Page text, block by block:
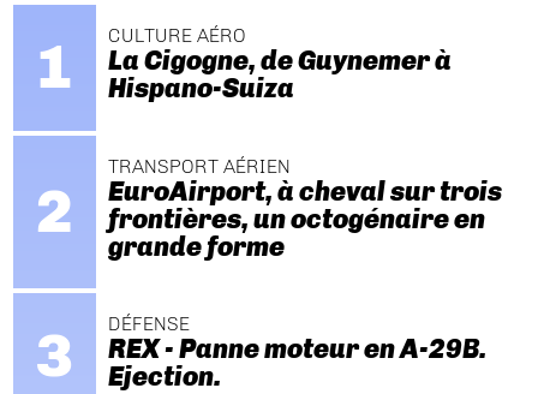
CULTURE AÉRO
La Cigogne, de Guynemer à
Hispano-Suiza
TRANSPORT AÉRIEN
EuroAirport, à cheval sur trois
frontières, un octogénaire en
grande forme
DÉFENSE
REX - Panne moteur en A-29B.
Ejection.